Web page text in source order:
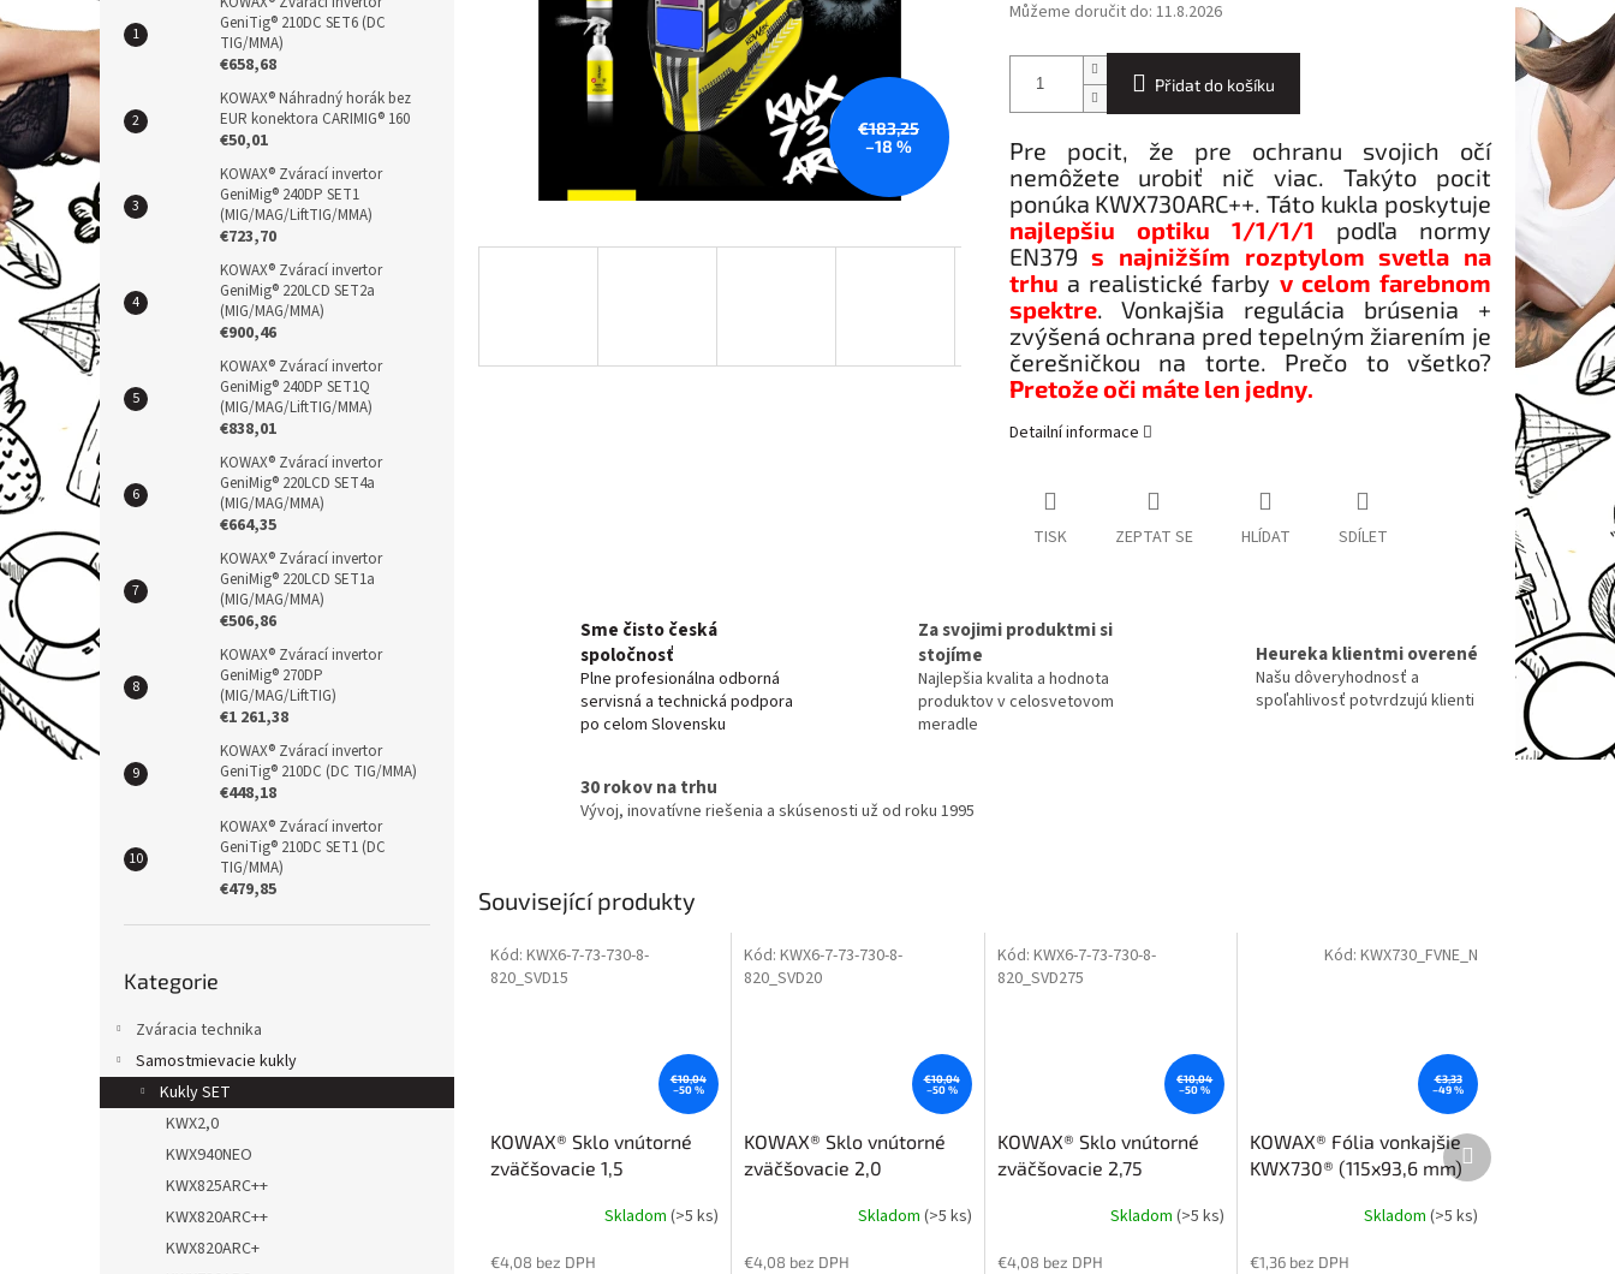
n
e
l
GeniTig® 210DC SET6 (DC
TIG/MMA)
€658,68
KOWAX® Náhradný horák bez
EUR konektora CARIMIG® 160
€50,01
KOWAX® Zvárací invertor
GeniMig® 240DP SET1
(MIG/MAG/LiftTIG/MMA)
€723,70
KOWAX® Zvárací invertor
GeniMig® 220LCD SET2a
(MIG/MAG/MMA)
€900,46
KOWAX® Zvárací invertor
GeniMig® 240DP SET1Q
(MIG/MAG/LiftTIG/MMA)
€838,01
KOWAX® Zvárací invertor
GeniMig® 220LCD SET4a
(MIG/MAG/MMA)
€664,35
KOWAX® Zvárací invertor
GeniMig® 220LCD SET1a
(MIG/MAG/MMA)
€506,86
KOWAX® Zvárací invertor
GeniMig® 270DP
(MIG/MAG/LiftTIG)
€1 261,38
KOWAX® Zvárací invertor
GeniTig® 210DC (DC TIG/MMA)
€448,18
KOWAX® Zvárací invertor
GeniTig® 210DC SET1 (DC
TIG/MMA)
€479,85
kategorie
Kategorie
Zváracia technika
Samostmievacie kukly
Kukly SET
KWX2,0
KWX940NEO
KWX825ARC++
KWX820ARC++
KWX820ARC+
€183,25
–18 %
Můžeme doručit do: 11.8.2026
Přidat do košíku
Pre pocit, že pre ochranu svojich očí
nemôžete urobiť nič viac. Takýto pocit
ponúka KWX730ARC++. Táto kukla poskytuje
najlepšiu optiku 1/1/1/1
podľa normy
EN379s najnižším rozptylom svetla na
trhu a realistické farby v celom farebnom
spektre. Vonkajšia regulácia brúsenia +
zvýšená ochrana pred tepelným žiarením je
čerešničkou na torte. Prečo to všetko?
Pretože oči máte len jedny.
Detailní informace
TISK ZEPTAT SE HLÍDAT SDÍLET
Sme čisto česká
spoločnosť
Plne profesionálna odborná
servisná a technická podpora
po celom Slovensku
Za svojimi produktmi si
stojíme
Najlepšia kvalita a hodnota
produktov v celosvetovom
meradle
Heureka klientmi overené
Našu dôveryhodnosť a
spoľahlivosť potvrdzujú klienti
30 rokov na trhu
Vývoj, inovatívne riešenia a skúsenosti už od roku 1995
Související produkty
€10,04
–50 %
KOWAX® Sklo vnútorné
zväčšovacie 1,5
Skladom (>5 ks)
€4,08 bez DPH
Kód: KWX6-7-73-730-8-
820_SVD15
€10,04
–50 %
KOWAX® Sklo vnútorné
zväčšovacie 2,0
Skladom (>5 ks)
€4,08 bez DPH
Kód: KWX6-7-73-730-8-
820_SVD20
€10,04
–50 %
KOWAX® Sklo vnútorné
zväčšovacie 2,75
Skladom(>5 ks)
€4,08 bez DPH
Kód: KWX6-7-73-730-8-
820_SVD275
€3,33
–49 %
KOWAX® Fólia vonkajšie
KWX730® (115x93,6 mm)
Skladom (>5 ks)
€1,36 bez DPH
Kód: KWX730_FVNE_N
Další
produkt